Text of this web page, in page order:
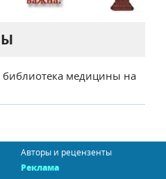
медицины на
Авторы и рецензенты
Реклама